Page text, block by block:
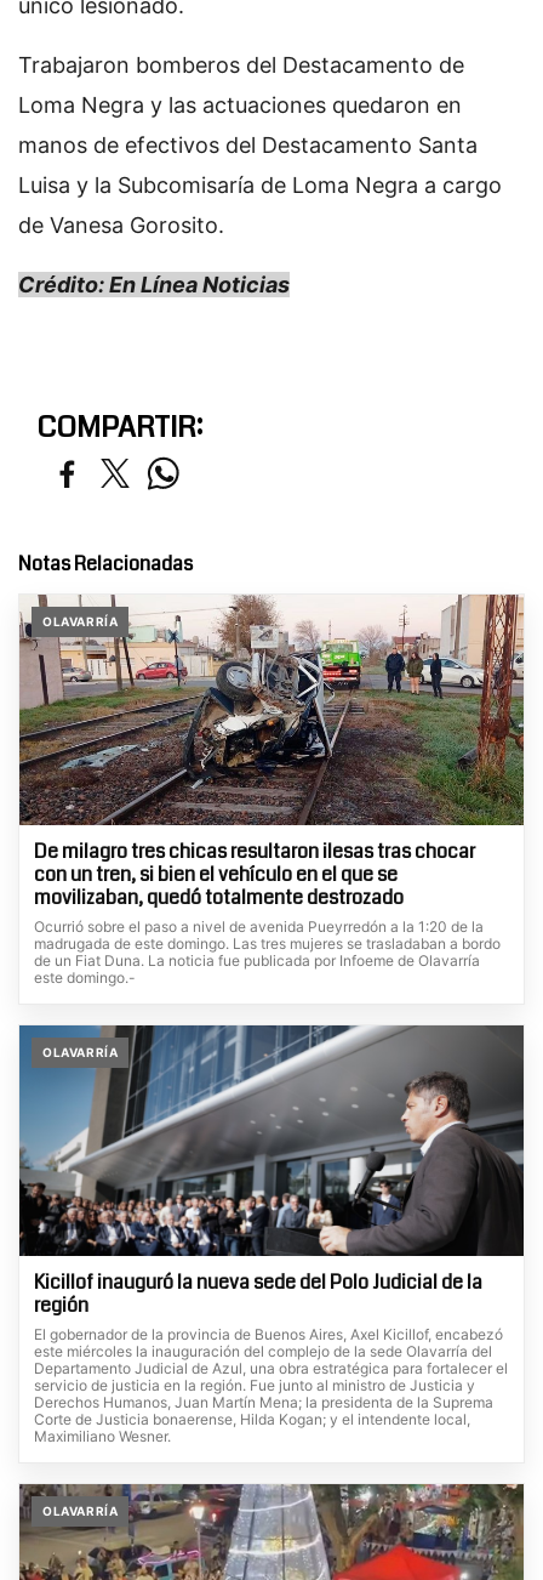
único lesionado.
Trabajaron bomberos del Destacamento de
Loma Negra y las actuaciones quedaron en
manos de efectivos del Destacamento Santa
Luisa y la Subcomisaría de Loma Negra a cargo
de Vanesa Gorosito.
Crédito: En Línea Noticias
COMPARTIR:
Notas Relacionadas
OLAVARRÍA
De milagro tres chicas resultaron ilesas tras chocar
con un tren, si bien el vehículo en el que se
movilizaban, quedó totalmente destrozado
Ocurrió sobre el paso a nivel de avenida Pueyrredón a la 1:20 de la
madrugada de este domingo. Las tres mujeres se trasladaban a bordo
de un Fiat Duna. La noticia fue publicada por Infoeme de Olavarría
este domingo.-
OLAVARRÍA
Kicillof inauguró la nueva sede del Polo Judicial de la
región
El gobernador de la provincia de Buenos Aires, Axel Kicillof, encabezó
este miércoles la inauguración del complejo de la sede Olavarría del
Departamento Judicial de Azul, una obra estratégica para fortalecer el
servicio de justicia en la región. Fue junto al ministro de Justicia y
Derechos Humanos, Juan Martín Mena; la presidenta de la Suprema
Corte de Justicia bonaerense, Hilda Kogan; y el intendente local,
Maximiliano Wesner.
OLAVARRÍA